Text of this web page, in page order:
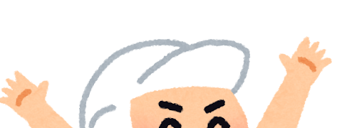
スタルパレス加入が決定的に！メディカル検査をパス！現地サポ
政不足を海外資産への課税で補おうとする」
人間を生成してみたｗｗｗｗ」